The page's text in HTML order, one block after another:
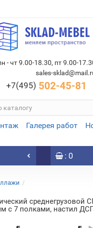
- чт 9.00-18.30, пт 9.00-
sales-
+7(495) 502-45-81
Галерея работ
: 0
среднегрузовой
с 7 полками, настил